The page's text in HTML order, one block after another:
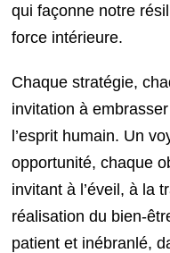
qui façonne notre
force intérieure.
Chaque stratégie,
invitation à
l’esprit humain. Un
opportunité, chaque
invitant à l’éveil, à la
réalisation du bien-
patient et inébranlé,